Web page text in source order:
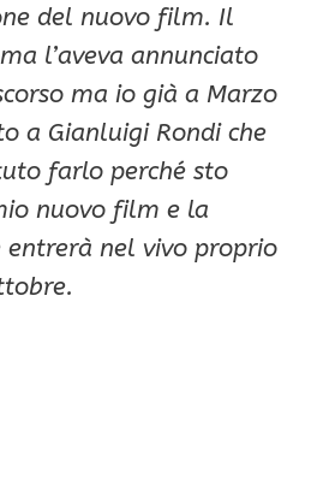
del nuovo film. Il
l’aveva annunciato
ma io già a Marzo
a Gianluigi Rondi che
farlo perché sto
nuovo film e la
entrerà nel vivo proprio